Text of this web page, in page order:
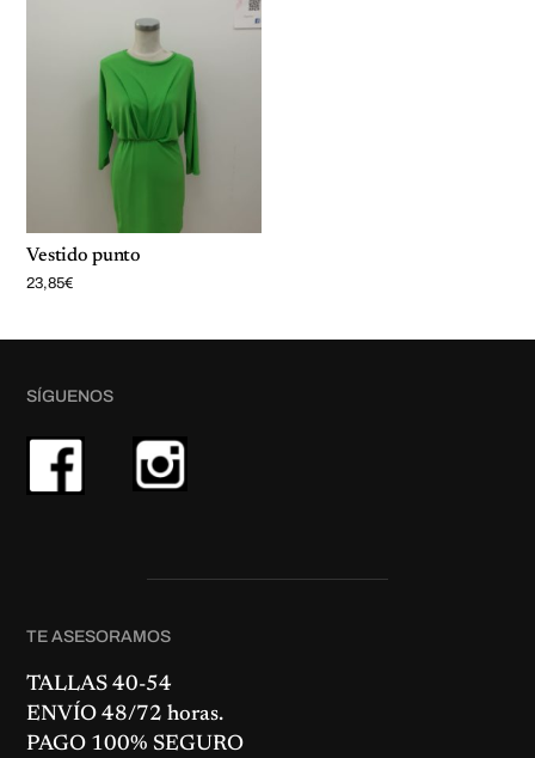
Vestido punto
23,85€
SÍGUENOS
TE ASESORAMOS
TALLAS 40-54
ENVÍO 48/72 horas.
PAGO 100% SEGURO